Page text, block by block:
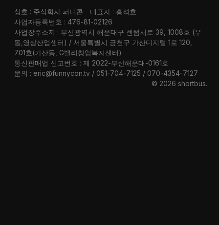
상호 : 주식회사 퍼니콘
대표자 : 홍석호
사업자등록번호 : 476-81-02126
사업장주소지 : 부산광역시 해운대구 센텀서로 39, 1008호 (우
동,영상산업센터) / 서울특별시 금천구 가산디지털 1로 120,
701호(가산동, G밸리창업복지센터)
통신판매업 신고번호 : 제 2022-부산해운대-0161호
문의 : eric@funnycon.tv / 051-704-7125 / 070-4354-7127
© 2026 shortbus.